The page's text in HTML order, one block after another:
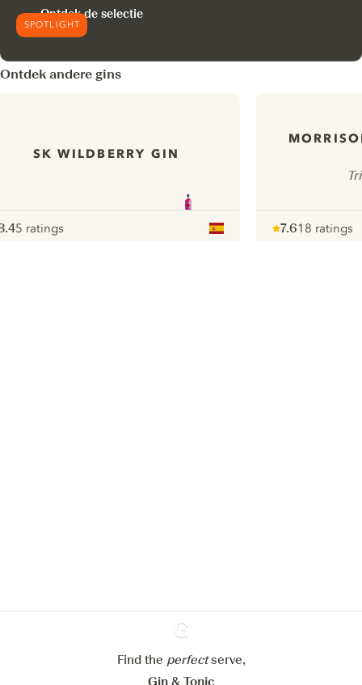
SPOTLIGHT
Ontdek de selectie
Ontdek andere gins
SK WILDBERRY GIN
5 ratings
7.618 ratings
Ginventory
Find the perfectserve,
Gin & Tonic